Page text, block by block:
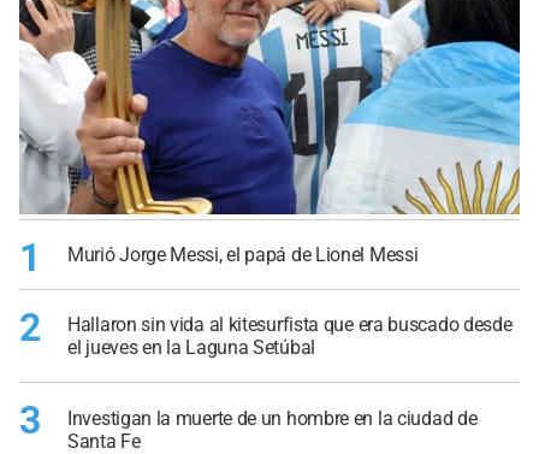
1 Murió Jorge Messi, el papá de Lionel Messi
2
Hallaron sin vida al kitesurfista que era buscado desde
el jueves en la Laguna Setúbal
3
Investigan la muerte de un hombre en la ciudad de
Santa Fe